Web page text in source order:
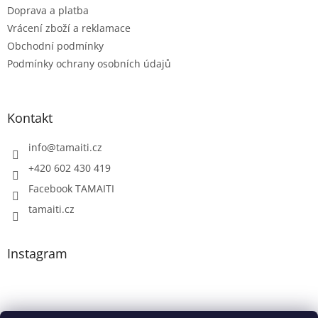
Doprava a platba
Vrácení zboží a reklamace
Obchodní podmínky
Podmínky ochrany osobních údajů
Kontakt
info@tamaiti.cz
+420 602 430 419
Facebook TAMAITI
tamaiti.cz
Instagram